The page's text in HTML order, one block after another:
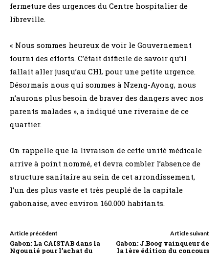
fermeture des urgences du Centre hospitalier de
libreville.
« Nous sommes heureux de voir le Gouvernement
fourni des efforts. C’était difficile de savoir qu’il
fallait aller jusqu’au CHL pour une petite urgence.
Désormais nous qui sommes à Nzeng-Ayong, nous
n’aurons plus besoin de braver des dangers avec nos
parents malades », a indiqué une riveraine de ce
quartier.
On rappelle que la livraison de cette unité médicale
arrive à point nommé, et devra combler l’absence de
structure sanitaire au sein de cet arrondissement,
l’un des plus vaste et très peuplé de la capitale
gabonaise, avec environ 160.000 habitants.
Article précédent
Gabon: La CAISTAB dans la
Ngounié pour l’achat du
Article suivant
Gabon: J.Boog vainqueur de
la 1ère édition du concours